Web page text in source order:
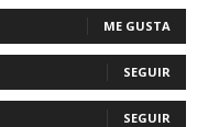
ME GUSTA
SEGUIR
SEGUIR